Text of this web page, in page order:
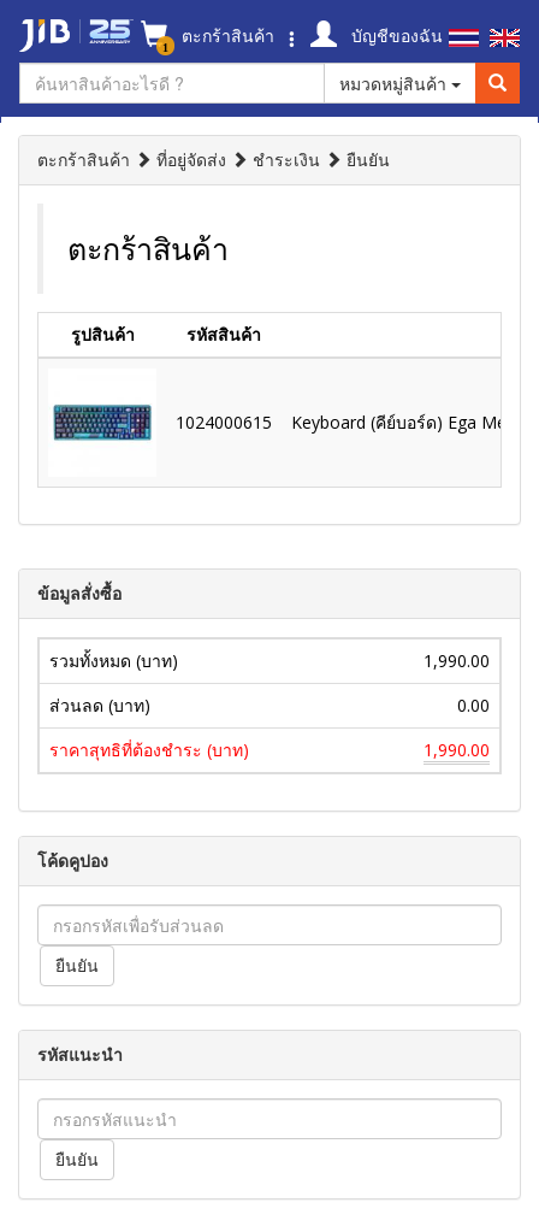
1 ตะกร้าสินค้า
บัญชีของฉัน
หมวดหมู่สินค้า
ตะกร้าสินค้า ที่อยู่จัดส่ง ชำระเงิน ยืนยัน
ตะกร้าสินค้า
รูปสินค้า รหัสสินค้า
1024000615 Keyboard (คีย์บอร์ด) Ega
ข้อมูลสั่งซื้อ
รวมทั้งหมด (บาท)
1,990.00
ส่วนลด (บาท)
0.00
ราคาสุทธิที่ต้องชำระ (บาท)
1,990.00
โค้ดคูปอง
รหัสแนะนำ